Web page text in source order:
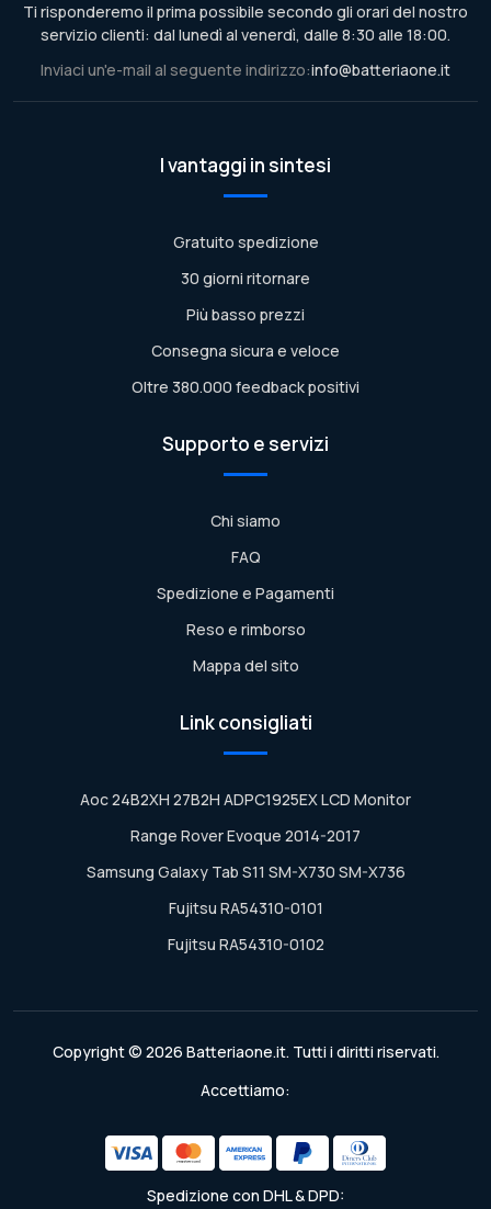
Ti risponderemo il prima possibile secondo gli orari del nostro
servizio clienti: dal lunedì al venerdì, dalle 8:30 alle 18:00.
Inviaci un'e-mail al seguente indirizzo:info@batteriaone.it
I vantaggi in sintesi
Gratuito spedizione
30 giorni ritornare
Più basso prezzi
Consegna sicura e veloce
Oltre 380.000 feedback positivi
Supporto e servizi
Chi siamo
FAQ
Spedizione e Pagamenti
Reso e rimborso
Mappa del sito
Link consigliati
Aoc 24B2XH 27B2H ADPC1925EX LCD Monitor
Range Rover Evoque 2014-2017
Samsung Galaxy Tab S11 SM-X730 SM-X736
Fujitsu RA54310-0101
Fujitsu RA54310-0102
Copyright © 2026 Batteriaone.it. Tutti i diritti riservati.
Accettiamo:
Spedizione con DHL & DPD: